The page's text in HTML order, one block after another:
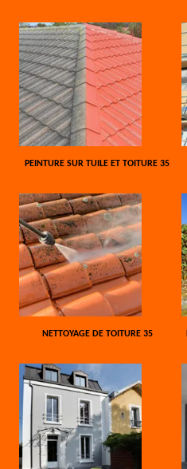
PEINTURE SUR TUILE ET TOITURE 35
NETTOYAGE DE TOITURE 35